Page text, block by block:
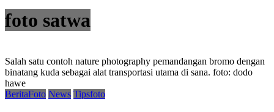
foto satwa
Salah satu contoh nature photography pemandangan bromo dengan
binatang kuda sebagai alat transportasi utama di sana. foto: dodo
hawe
BeritaFoto News Tipsfoto